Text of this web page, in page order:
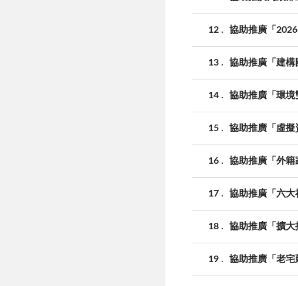
12 協助推廣「
13 協助推廣「建構
14 協助推廣「環境
15 協助推廣「虛擬
16 協助推廣「外籍
17 協助推廣「六大
18 協助推廣「擴大
19 協助推廣「老宅